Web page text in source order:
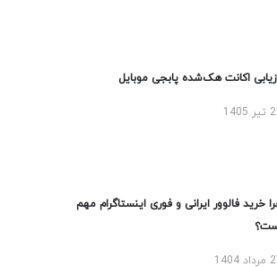
اکانت هک‌شده پابجی موبایل
خرید فالوور ایرانی و فوری اینستاگرام مهم